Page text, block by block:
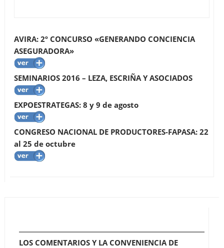
AVIRA: 2º CONCURSO «GENERANDO CONCIENCIA
ASEGURADORA»
SEMINARIOS 2016 – LEZA, ESCRIÑA Y ASOCIADOS
EXPOESTRATEGAS: 8 y 9 de agosto
CONGRESO NACIONAL DE PRODUCTORES-FAPASA: 22
al 25 de octubre
LOS COMENTARIOS Y LA CONVENIENCIA DE